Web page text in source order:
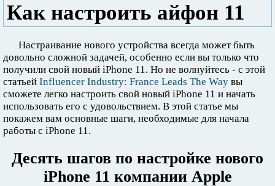
Как настроить айфон 11
Настраивание нового устройства всегда может быть
довольно сложной задачей, особенно если вы только что
получили свой новый iPhone 11. Но не волнуйтесь - с этой
статьей Influencer Industry: France Leads The Way вы
сможете легко настроить свой новый iPhone 11 и начать
использовать его с удовольствием. В этой статье мы
покажем вам основные шаги, необходимые для начала
работы с iPhone 11.
Десять шагов по настройке нового
iPhone 11 компании Apple